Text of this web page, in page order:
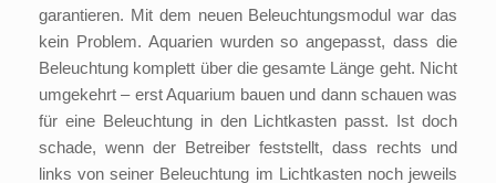
garantieren. Mit dem neuen Beleuchtungsmodul war das
kein Problem. Aquarien wurden so angepasst, dass die
Beleuchtung komplett über die gesamte Länge geht. Nicht
umgekehrt – erst Aquarium bauen und dann schauen was
für eine Beleuchtung in den Lichtkasten passt. Ist doch
schade, wenn der Betreiber feststellt, dass rechts und
links von seiner Beleuchtung im Lichtkasten noch jeweils